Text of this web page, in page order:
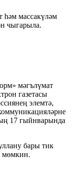
һәм массакүләм
чыгарыла.
мәгълүмат
газетасы
элемтә,
17 гыйнварында
бары тик
мөмкин.